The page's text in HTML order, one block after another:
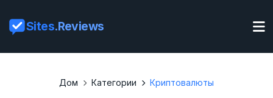
Sites.Reviews
Дом Категории Криптовалюты